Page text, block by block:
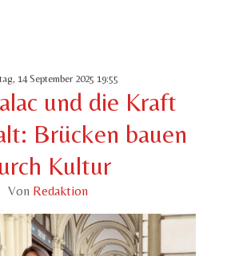
14 September 2025 19:55
und die Kraft
Brücken bauen
Kultur
Von Redaktion